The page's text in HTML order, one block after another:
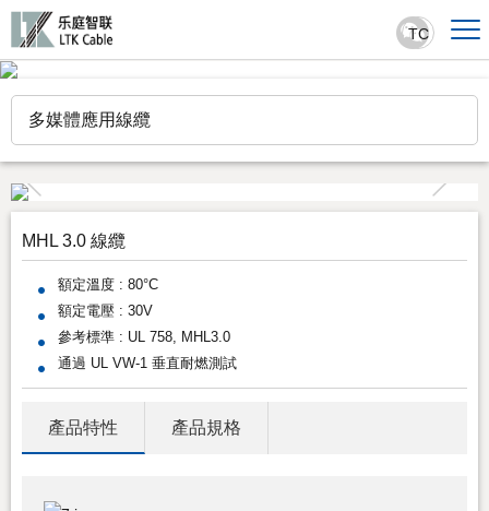
TC
多媒體應用線纜
MHL 3.0 線纜
額定溫度 : 80°C
額定電壓 : 30V
參考標準 : UL 758, MHL3.0
通過 UL VW-1 垂直耐燃測試
產品特性 產品規格